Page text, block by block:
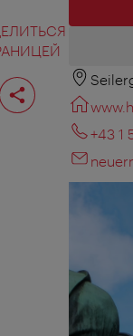
Поделиться
страницей
+43 1